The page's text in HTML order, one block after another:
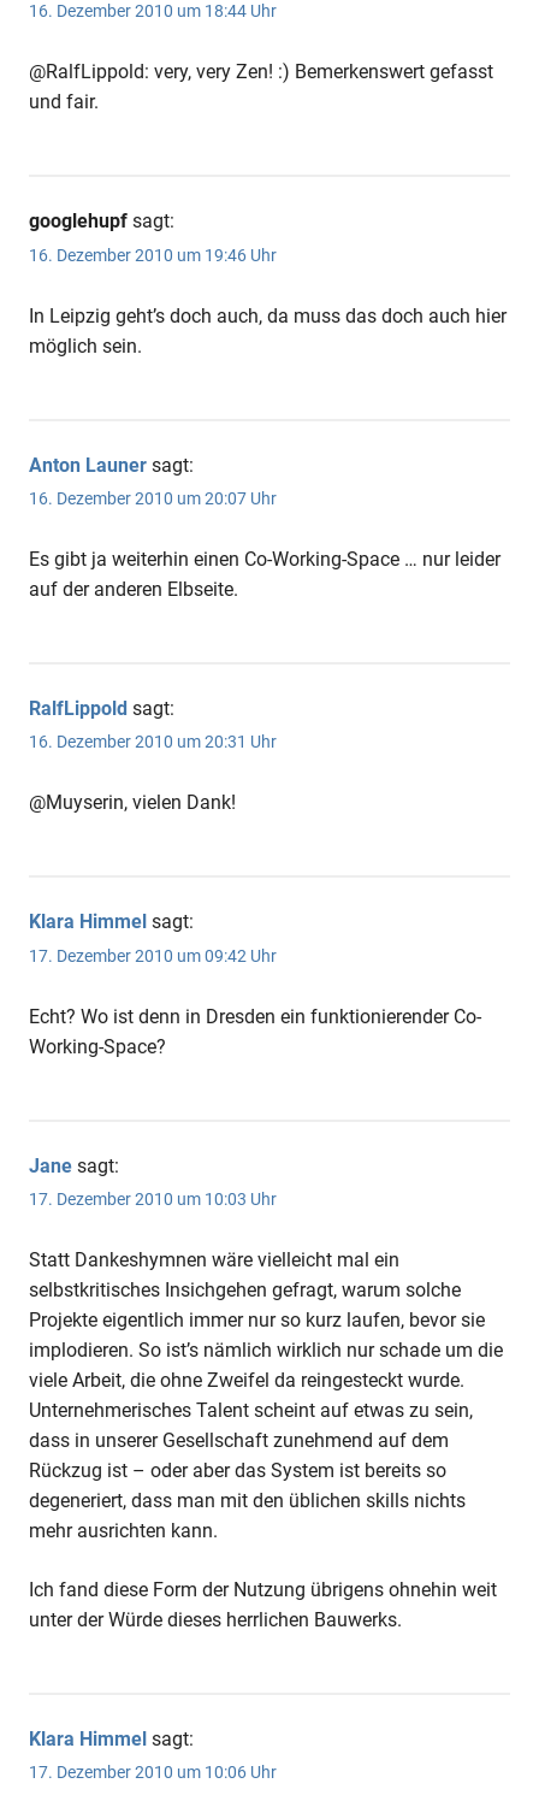
16. Dezember 2010 um 18:44 Uhr
@RalfLippold: very, very Zen! :) Bemerkenswert gefasst
und fair.
googlehupf sagt:
16. Dezember 2010 um 19:46 Uhr
In Leipzig geht’s doch auch, da muss das doch auch hier
möglich sein.
Anton Launer sagt:
16. Dezember 2010 um 20:07 Uhr
Es gibt ja weiterhin einen Co-Working-Space … nur leider
auf der anderen Elbseite.
RalfLippold sagt:
16. Dezember 2010 um 20:31 Uhr
@Muyserin, vielen Dank!
Klara Himmel sagt:
17. Dezember 2010 um 09:42 Uhr
Echt? Wo ist denn in Dresden ein funktionierender Co-
Working-Space?
Jane sagt:
17. Dezember 2010 um 10:03 Uhr
Statt Dankeshymnen wäre vielleicht mal ein
selbstkritisches Insichgehen gefragt, warum solche
Projekte eigentlich immer nur so kurz laufen, bevor sie
implodieren. So ist’s nämlich wirklich nur schade um die
viele Arbeit, die ohne Zweifel da reingesteckt wurde.
Unternehmerisches Talent scheint auf etwas zu sein,
dass in unserer Gesellschaft zunehmend auf dem
Rückzug ist – oder aber das System ist bereits so
degeneriert, dass man mit den üblichen skills nichts
mehr ausrichten kann.
Ich fand diese Form der Nutzung übrigens ohnehin weit
unter der Würde dieses herrlichen Bauwerks.
Klara Himmel sagt:
17. Dezember 2010 um 10:06 Uhr